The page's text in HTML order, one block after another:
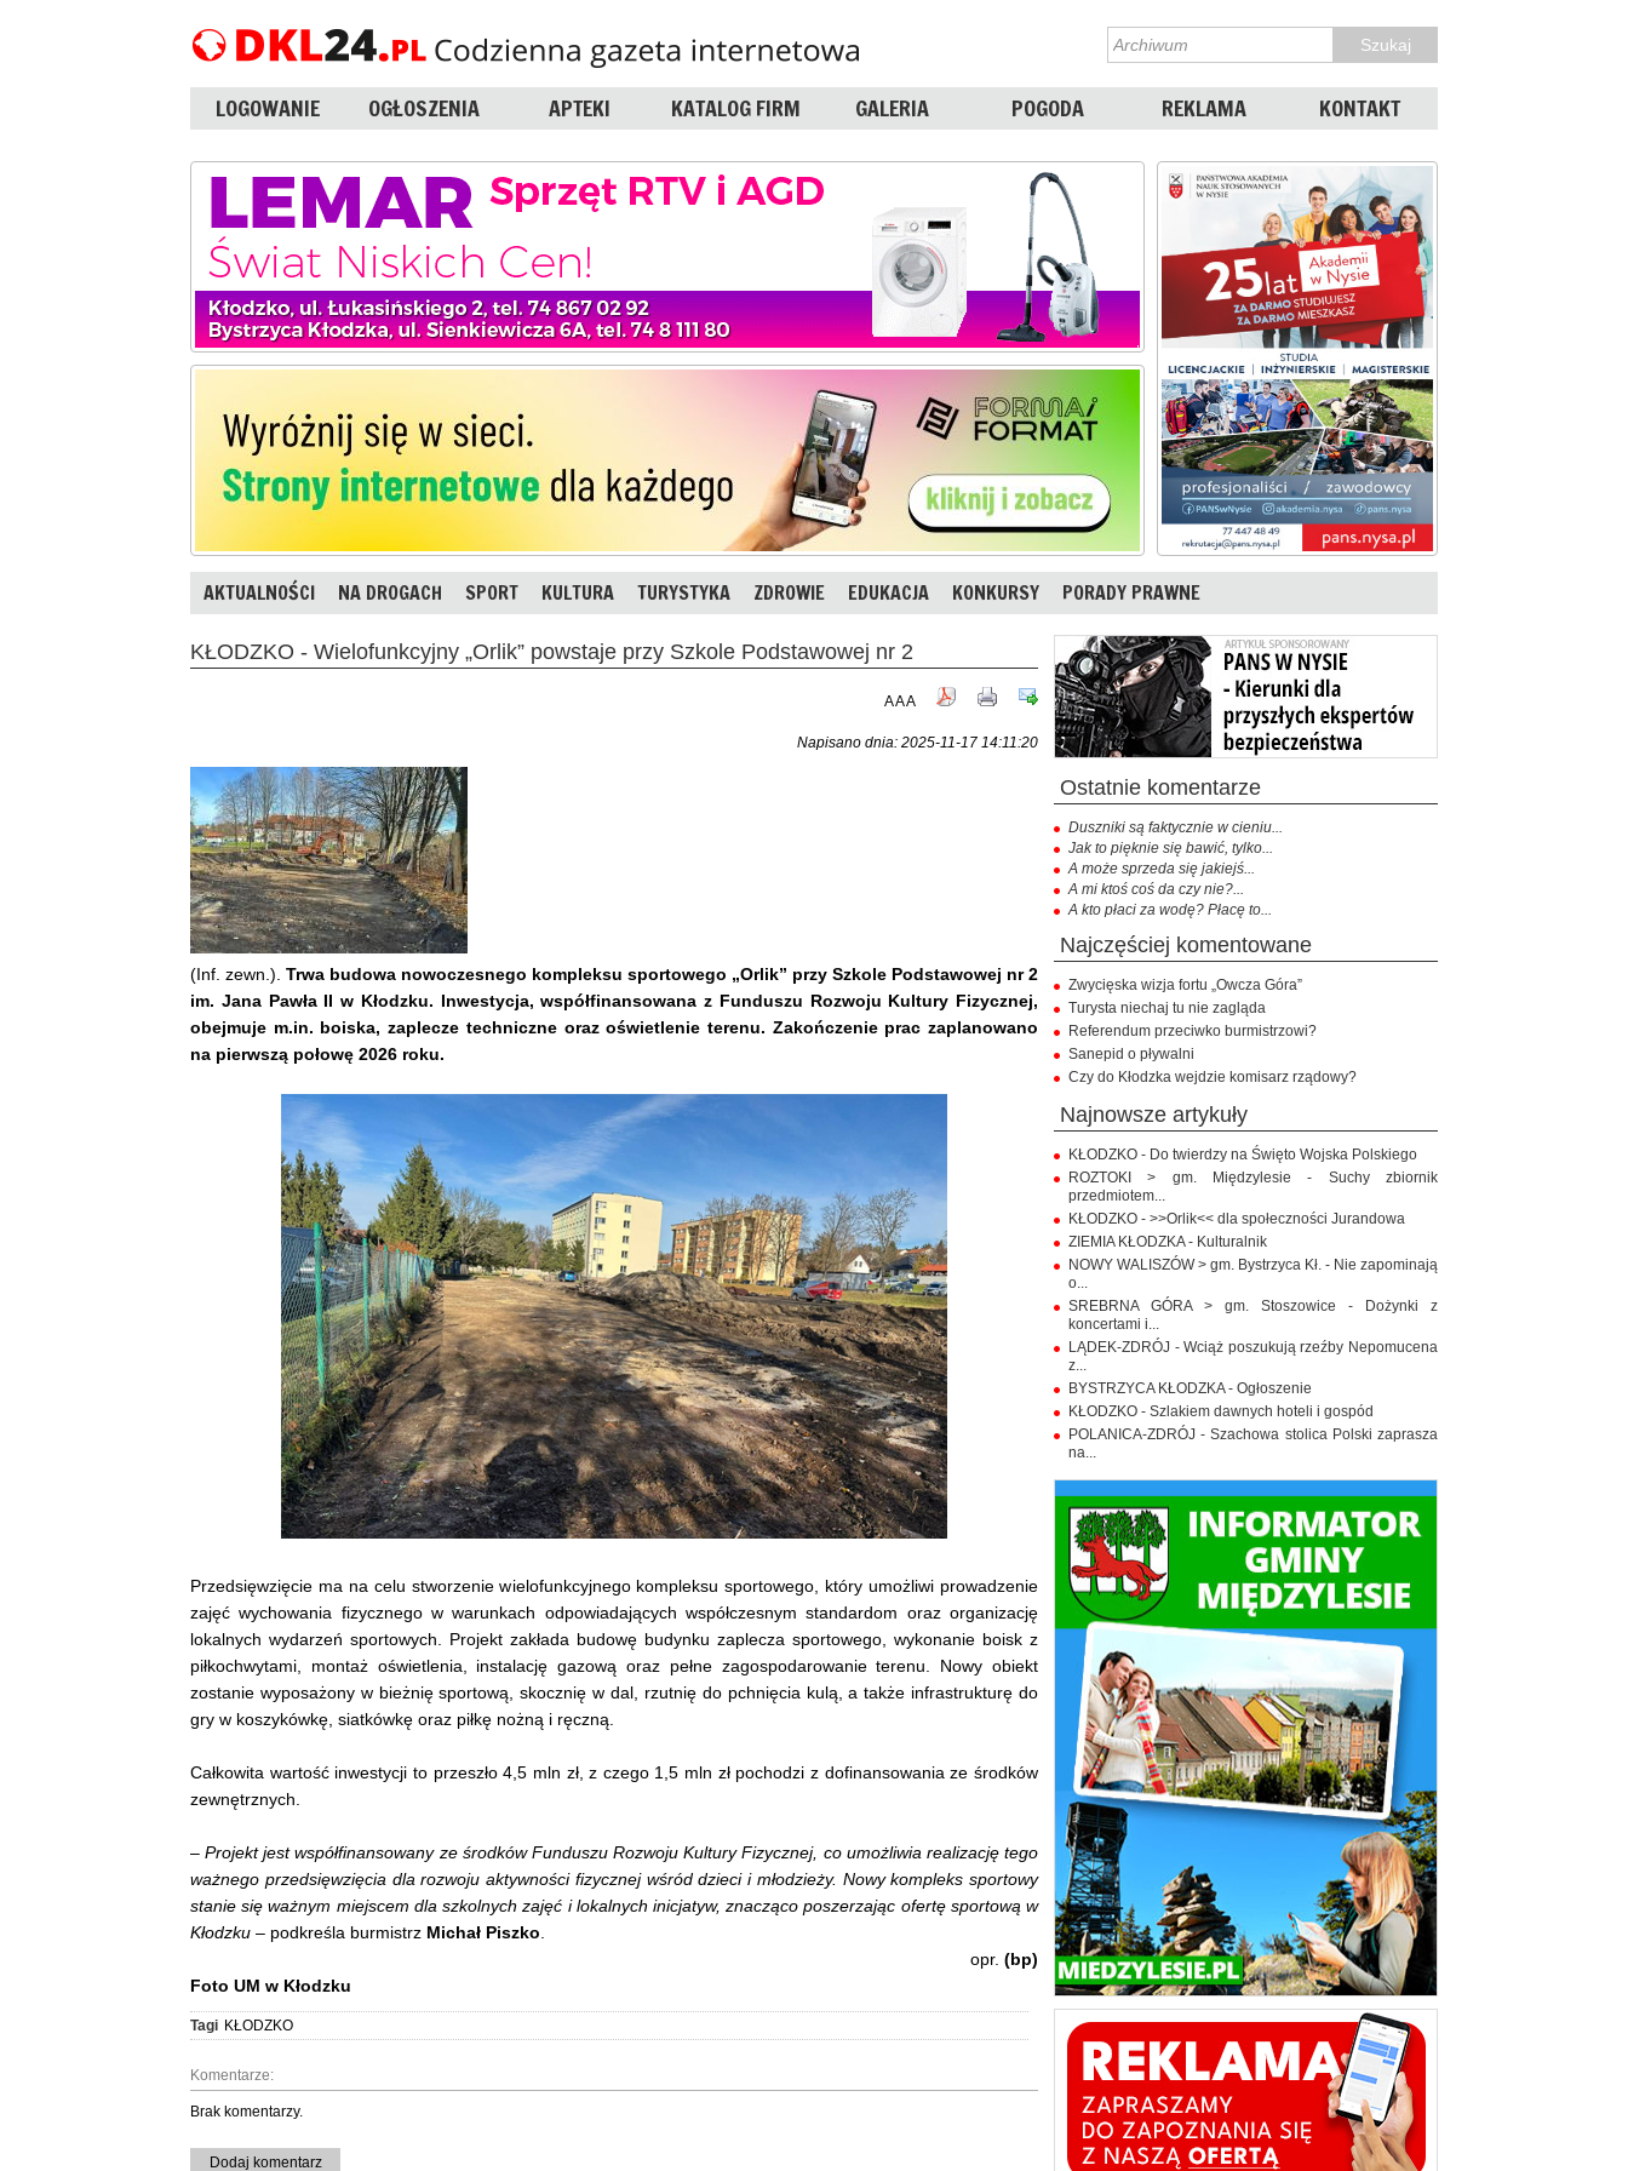
LOGOWANIE OGŁOSZENIA APTEKI KATALOG FIRM GALERIA POGODA REKLAMA KONTAKT
AKTUALNOŚCI NA DROGACH SPORT KULTURA TURYSTYKA ZDROWIE EDUKACJA KONKURSY PORADY PRAWNE
KŁODZKO - Wielofunkcyjny „Orlik” powstaje przy Szkole Podstawowej nr 2
AAA
Napisano dnia: 2025-11-17 14:11:20
(Inf. zewn.). Trwa budowa nowoczesnego kompleksu sportowego „Orlik” przy Szkole Podstawowej nr 2
im. Jana Pawła II w Kłodzku. Inwestycja, współfinansowana z Funduszu Rozwoju Kultury Fizycznej,
obejmuje m.in. boiska, zaplecze techniczne oraz oświetlenie terenu. Zakończenie prac zaplanowano
na pierwszą połowę 2026 roku.
Przedsięwzięcie ma na celu stworzenie wielofunkcyjnego kompleksu sportowego, który umożliwi prowadzenie
zajęć wychowania fizycznego w warunkach odpowiadających współczesnym standardom oraz organizację
lokalnych wydarzeń sportowych. Projekt zakłada budowę budynku zaplecza sportowego, wykonanie boisk z
piłkochwytami, montaż oświetlenia, instalację gazową oraz pełne zagospodarowanie terenu. Nowy obiekt
zostanie wyposażony w bieżnię sportową, skocznię w dal, rzutnię do pchnięcia kulą, a także infrastrukturę do
gry w koszykówkę, siatkówkę oraz piłkę nożną i ręczną.
Całkowita wartość inwestycji to przeszło 4,5 mln zł, z czego 1,5 mln zł pochodzi z dofinansowania ze środków
zewnętrznych.
–Projekt jest współfinansowany ze środków Funduszu Rozwoju Kultury Fizycznej, co umożliwia realizację tego
ważnego przedsięwzięcia dla rozwoju aktywności fizycznej wśród dzieci i młodzieży. Nowy kompleks sportowy
stanie się ważnym miejscem dla szkolnych zajęć i lokalnych inicjatyw, znacząco poszerzając ofertę sportową w
Kłodzku – podkreśla burmistrz Michał Piszko
opr. (bp)
Foto UM w Kłodzku
Tagi KŁODZKO
Komentarze:
Brak komentarzy.
Dodaj komentarz
ostatnie komentarze
Duszniki są faktycznie w cieniu...
Jak to pięknie się bawić, tylko...
A może sprzeda się jakiejś...
A mi ktoś coś da czy nie?...
A kto płaci za wodę? Płacę to...
najczęściej komentowane
Zwycięska wizja fortu „Owcza Góra”
Turysta niechaj tu nie zagląda
Referendum przeciwko burmistrzowi?
Sanepid o pływalni
Czy do Kłodzka wejdzie komisarz rządowy?
najnowsze artykuły
KŁODZKO - Do twierdzy na Święto Wojska Polskiego
ROZTOKI > gm. Międzylesie - Suchy zbiornik
przedmiotem...
KŁODZKO - >>Orlik<< dla społeczności Jurandowa
ZIEMIA KŁODZKA - Kulturalnik
NOWY WALISZÓW > gm. Bystrzyca Kł. - Nie zapominają
o...
SREBRNA GÓRA > gm. Stoszowice - Dożynki z
koncertami i...
LĄDEK-ZDRÓJ - Wciąż poszukują rzeźby Nepomucena
z...
BYSTRZYCA KŁODZKA - Ogłoszenie
KŁODZKO - Szlakiem dawnych hoteli i gospód
POLANICA-ZDRÓJ - Szachowa stolica Polski zaprasza
na...